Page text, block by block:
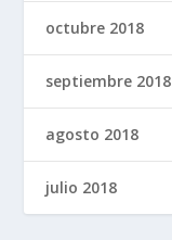
octubre 2018
septiembre 2018
agosto 2018
julio 2018